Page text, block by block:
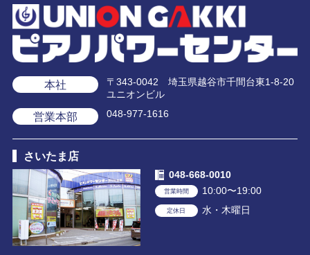
本社
〒343-0042 埼玉県越谷市千間台東1-8-20
ユニオンビル
営業本部 048-977-1616
さいたま店
048-668-0010
営業時間 10:00〜19:00
定休日 水・木曜日